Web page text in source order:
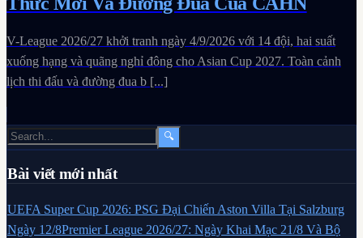
V-League 2026/27 khởi tranh ngày 4/9/2026 với 14 đội, hai suất
xuống hạng và quãng nghỉ đông cho Asian Cup 2027. Toàn cảnh
lịch thi đấu và đường đua b [...]
🔍
Bài viết mới nhất
UEFA Super Cup 2026: PSG Đại Chiến Aston Villa Tại Salzburg
Ngày 12/8Premier League 2026/27: Ngày Khai Mạc 21/8 Và Bộ